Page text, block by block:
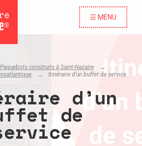
☰ MENU
Paquebots construits à Saint-Nazaire
Itinéraire d’un buffet de service
d’un
de